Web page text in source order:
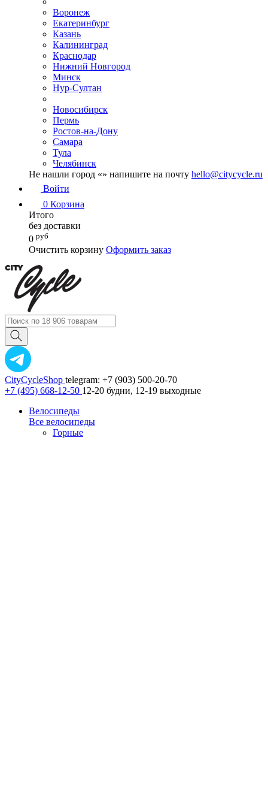
Воронеж
Екатеринбург
Казань
Калининград
Краснодар
Нижний Новгород
Минск
Нур-Султан
Новосибирск
Пермь
Ростов-на-Дону
Самара
Тула
Челябинск
Не нашли город «» напишите на почту hello@citycycle.ru
Войти
0 Корзина
Итого
без доставки
0 руб
Очистить корзину Оформить заказ
CityCycleShop telegram: +7 (903) 500-20-70
+7 (495) 668-12-50 12-20 будни, 12-19 выходные
Велосипеды
Все велосипеды
Горные